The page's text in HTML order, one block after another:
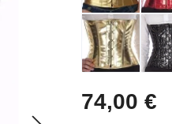
Regulärer Preis:
74,00 €